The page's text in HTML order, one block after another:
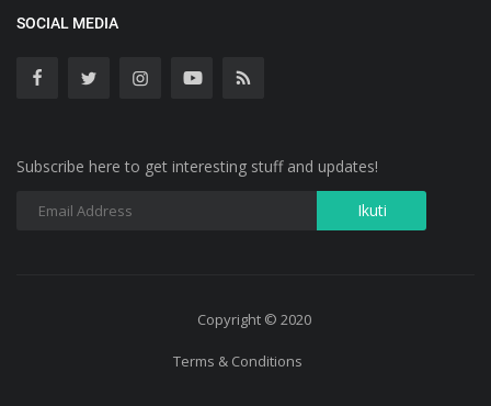
SOCIAL MEDIA
Subscribe here to get interesting stuff and updates!
Copyright © 2020
Terms & Conditions